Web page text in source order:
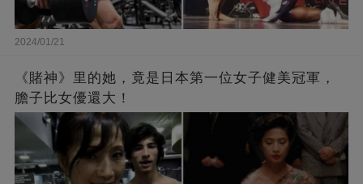
2024/01/21
《賭神》里的她，竟是日本第一位女子健美冠軍，
膽子比女優還大！